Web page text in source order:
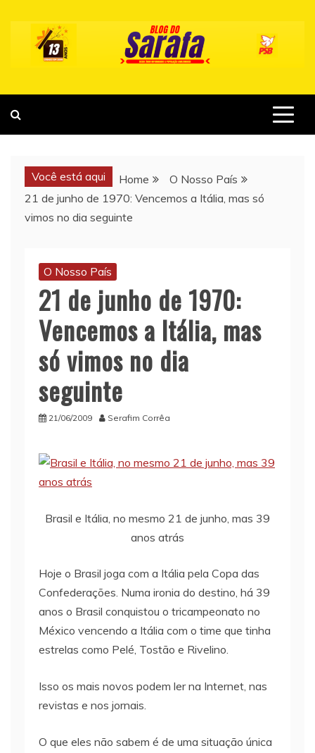
content
Você está aqui Home
O Nosso País
21 de junho de 1970: Vencemos a Itália, mas só
vimos no dia seguinte
O Nosso País
21 de junho de 1970:
Vencemos a Itália, mas
só vimos no dia
seguinte
21/06/2009 Serafim Corrêa
Brasil e Itália, no mesmo 21 de junho, mas 39
anos atrás
Hoje o Brasil joga com a Itália pela Copa das
Confederações. Numa ironia do destino, há 39
anos o Brasil conquistou o tricampeonato no
México vencendo a Itália com o time que tinha
estrelas como Pelé, Tostão e Rivelino.
Isso os mais novos podem ler na Internet, nas
revistas e nos jornais.
O que eles não sabem é de uma situação única